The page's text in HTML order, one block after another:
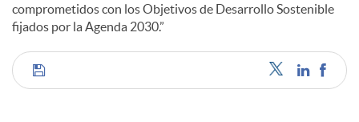
i
d
comprometidos con los Objetivos de Desarrollo Sostenible
fijados por la Agenda 2030.”
C